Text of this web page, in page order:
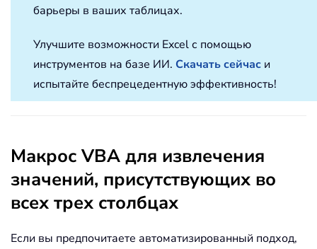
барьеры в ваших таблицах.
Улучшите возможности Excel с помощью
инструментов на базе ИИ. Скачать сейчас и
испытайте беспрецедентную эффективность!
Макрос VBA для извлечения
значений, присутствующих во
всех трех столбцах
Если вы предпочитаете автоматизированный подход,